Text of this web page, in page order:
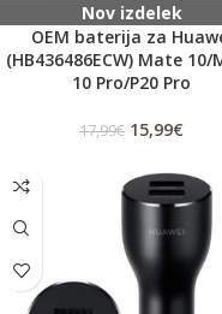
Nov izdelek
OEM baterija za
(HB436486ECW) Mate 10/
10 Pro/P20 Pro
17,99€ 15,99€